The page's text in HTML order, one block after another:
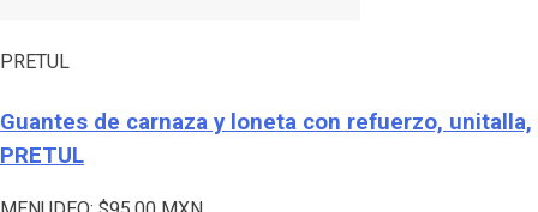
PRETUL
Guantes de carnaza y loneta con refuerzo, unitalla,
PRETUL